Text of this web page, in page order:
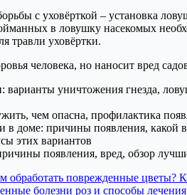
с уховёрткой – установка
в ловушку насекомых
травли уховёртки.
человека, но наносит вред
уничтожения гнезда,
чем опасна, профилактика
и в доме: причины появления,
этих вариантов
появления, вред, обзор
обработать поврежденные цветы?
болезни роз и способы